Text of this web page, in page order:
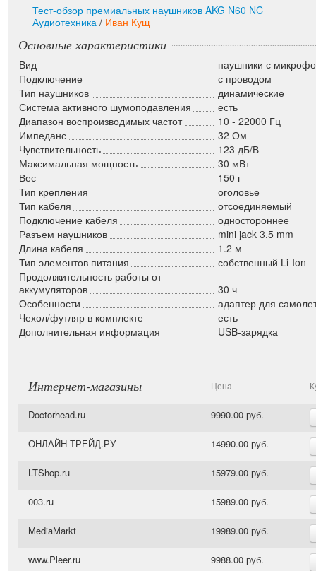
Тест-обзор премиальных наушников AKG N60 NC
Аудиотехника / Иван Кущ
Основные характеристики
Вид
наушники с
Подключение
с проводом
Тип наушников
динамические
Система активного шумоподавления
есть
Диапазон воспроизводимых частот
10 - 22000 Гц
Импеданс
32 Ом
Чувствительность
123 дБ/В
Максимальная мощность
30 мВт
Вес
150 г
Тип крепления
оголовье
Тип кабеля
отсоединяемый
Подключение кабеля
одностороннее
Разъем наушников
mini jack 3.5 mm
Длина кабеля
1.2 м
Тип элементов питания
собственный Li-Ion
Продолжительность работы от
аккумуляторов
30 ч
Особенности
адаптер для
Чехол/футляр в комплекте
есть
Дополнительная информация
USB-зарядка
Интернет-магазины Цена
Doctorhead.ru 9990.00 руб.
ОНЛАЙН ТРЕЙД.РУ 14990.00 руб.
LTShop.ru 15979.00 руб.
003.ru 15989.00 руб.
MediaMarkt 19989.00 руб.
www.Pleer.ru 9988.00 руб.